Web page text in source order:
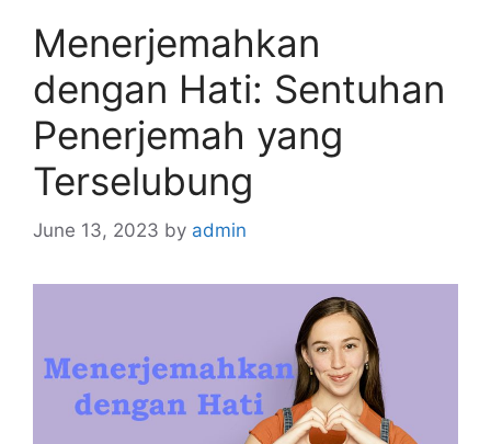
Menerjemahkan
dengan Hati: Sentuhan
Penerjemah yang
Terselubung
June 13, 2023 by admin